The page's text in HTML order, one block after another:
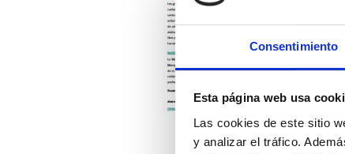
Consentimiento
Esta página web usa
Las cookies de este sitio
y analizar el tráfico.